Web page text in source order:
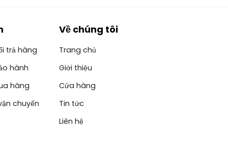
trả hàng
hành
hàng
chuyển
Về chúng tôi
Trang chủ
Giới thiệu
Cửa hàng
Tin tức
Liên hệ